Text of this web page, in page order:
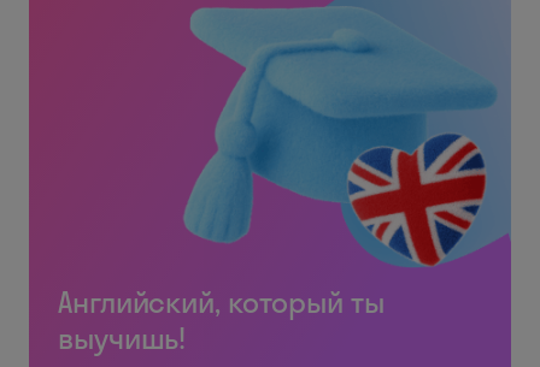
Английский, который ты
выучишь!